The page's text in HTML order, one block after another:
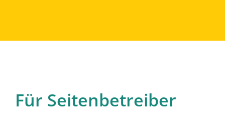
Für Seitenbetreiber